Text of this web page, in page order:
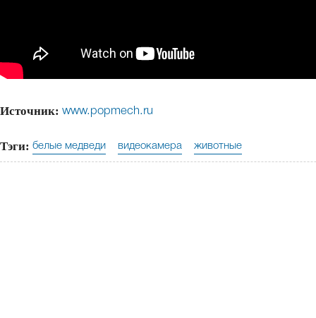
Источник: www.popmech.ru
Тэги: белые медведи видеокамера животные